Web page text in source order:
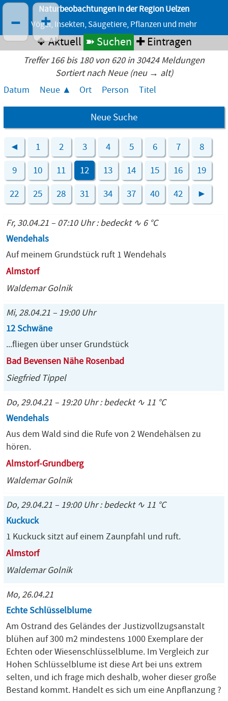
Naturbeobachtungen in der Region Uelzen
Vögel, Insekten, Säugetiere, Pflanzen und mehr
❖ Aktuell ➽ Suchen ✚ Eintragen
Treffer 166 bis 180 von 620 in 30424 Meldungen
Sortiert nach Neue (neu → alt)
Datum
Neue Ort Person Titel
Neue Suche
◄ 1 2 3 4 5 6 7 8
9 10 11 12 13 14 15 16 19
22 25 28 31 34 37 40 42 ►
Fr, 30.04.21 – 07:10 Uhr : bedeckt ∿ 6 °C
Wendehals
Auf meinem Grundstück ruft 1 Wendehals
Almstorf
Waldemar Golnik
Mi, 28.04.21 – 19:00 Uhr
12 Schwäne
...fliegen über unser Grundstück
Bad Bevensen Nähe Rosenbad
Siegfried Tippel
Do, 29.04.21 – 19:20 Uhr : bedeckt ∿ 11 °C
Wendehals
Aus dem Wald sind die Rufe von 2 Wendehälsen zu
hören.
Almstorf-Grundberg
Waldemar Golnik
Do, 29.04.21 – 19:00 Uhr : bedeckt ∿ 11 °C
Kuckuck
1 Kuckuck sitzt auf einem Zaunpfahl und ruft.
Almstorf
Waldemar Golnik
Mo, 26.04.21
Echte Schlüsselblume
Am Ostrand des Geländes der Justizvollzugsanstalt
blühen auf 300 m2 mindestens 1000 Exemplare der
Echten oder Wiesenschlüsselblume. Im Vergleich zur
Hohen Schlüsselblume ist diese Art bei uns extrem
selten, und ich frage mich deshalb, woher dieser große
Bestand kommt. Handelt es sich um eine Anpflanzung ?
– +